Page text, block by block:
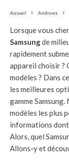
Accueil Archives
Lorsque vous
Samsungde
rapidement
appareil choisir ?
modèles ? Dans
les meilleures
gamme
modèles les plus
informations dont
Alors, quel
Allons-y et